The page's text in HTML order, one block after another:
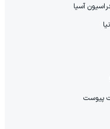
آسیا
پیوست